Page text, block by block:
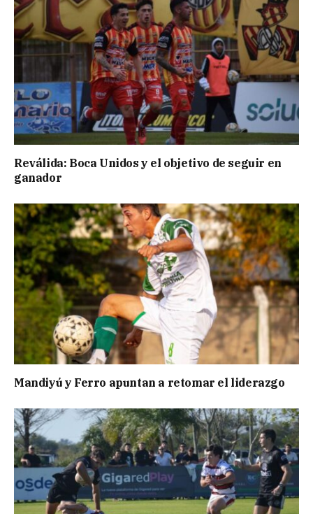
Reválida: Boca Unidos y el objetivo de seguir en
ganador
Mandiyú y Ferro apuntan a retomar el liderazgo